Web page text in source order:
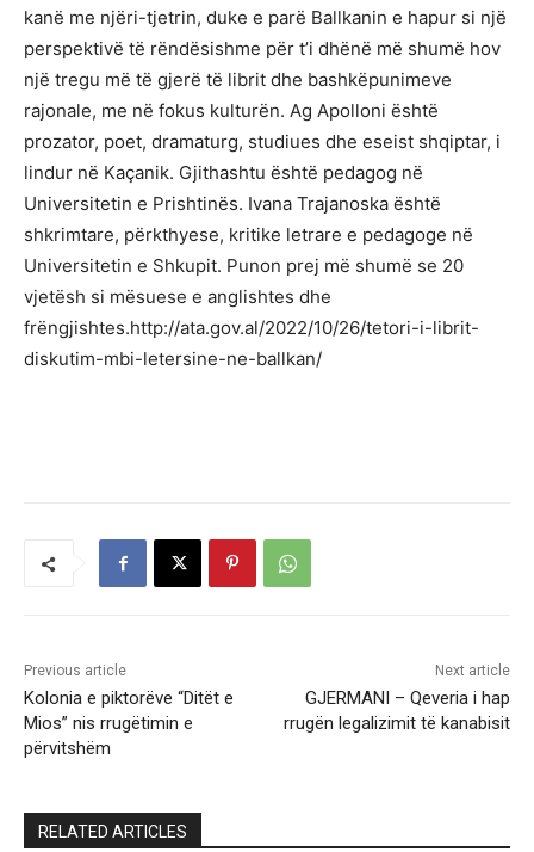
kanë me njëri-tjetrin, duke e parë Ballkanin e hapur si një
perspektivë të rëndësishme për t’i dhënë më shumë hov
një tregu më të gjerë të librit dhe bashkëpunimeve
rajonale, me në fokus kulturën. Ag Apolloni është
prozator, poet, dramaturg, studiues dhe eseist shqiptar, i
lindur në Kaçanik. Gjithashtu është pedagog në
Universitetin e Prishtinës. Ivana Trajanoska është
shkrimtare, përkthyese, kritike letrare e pedagoge në
Universitetin e Shkupit. Punon prej më shumë se 20
vjetësh si mësuese e anglishtes dhe
frëngjishtes.http://ata.gov.al/2022/10/26/tetori-i-librit-
diskutim-mbi-letersine-ne-ballkan/
Previous article
Kolonia e piktorëve “Ditët e
Mios” nis rrugëtimin e
përvitshëm
Next article
GJERMANI – Qeveria i hap
rrugën legalizimit të kanabisit
RELATED ARTICLES